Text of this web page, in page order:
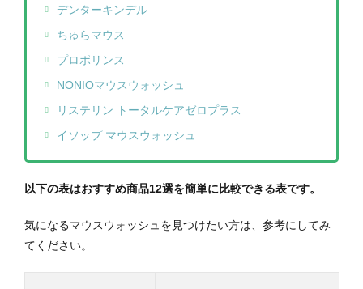
デンターキンデル
ちゅらマウス
プロポリンス
NONIOマウスウォッシュ
リステリン トータルケアゼロプラス
イソップ マウスウォッシュ
以下の表はおすすめ商品12選を簡単に比較できる表です。
気になるマウスウォッシュを見つけたい方は、参考にしてみ
てください。